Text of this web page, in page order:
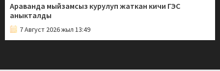
Араванда мыйзамсыз курулуп жаткан кичи ГЭС
аныкталды
7 Август 2026 жыл 13:49